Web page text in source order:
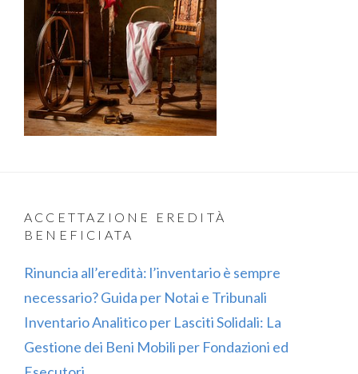
ACCETTAZIONE EREDITÀ
BENEFICIATA
Rinuncia all’eredità: l’inventario è sempre
necessario? Guida per Notai e Tribunali
Inventario Analitico per Lasciti Solidali: La
Gestione dei Beni Mobili per Fondazioni ed